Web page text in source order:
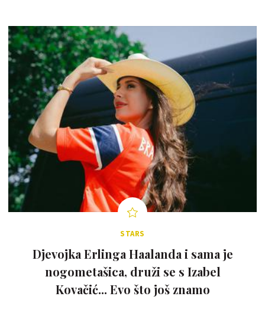
STARS
Djevojka Erlinga Haalanda i sama je
nogometašica, druži se s Izabel
Kovačić... Evo što još znamo